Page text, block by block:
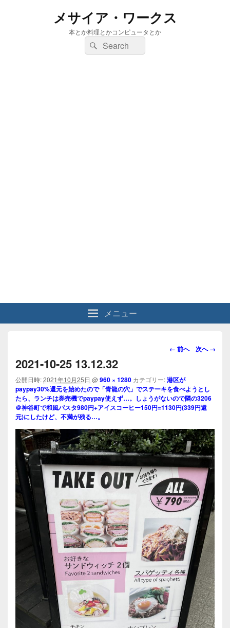
メサイア・ワークス
本とか料理とかコンピュータとか
検
索:
検
索
メニュー
画
ビ
ゲ
ー
シ
ン
← 前へ 次へ →
2021-10-25 13.12.32
公開日時:2021年10月25日 @960 × 1280 カテゴリー:港区が
paypay30%還元を始めたので「青龍の穴」でステーキを食べようとし
たら、ランチは券売機でpaypay使えず…。しょうがないので隣の3206
＠神谷町で和風パスタ980円+アイスコーヒー150円=1130円(339円還
元)にしたけど、不満が残る…。